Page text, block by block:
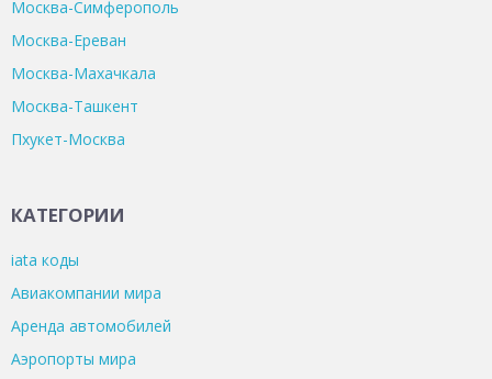
Москва-Симферополь
Москва-Ереван
Москва-Махачкала
Москва-Ташкент
Пхукет-Москва
КАТЕГОРИИ
iata коды
Авиакомпании мира
Аренда автомобилей
Аэропорты мира